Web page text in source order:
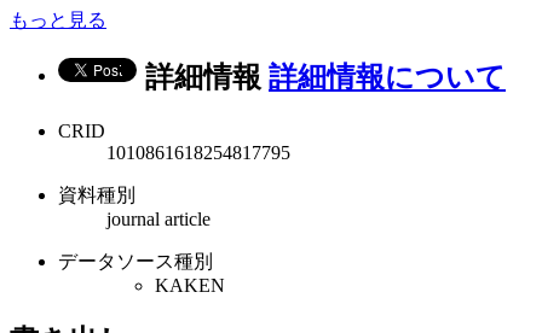
もっと見る
詳細情報 詳細情報について
CRID
1010861618254817795
資料種別
journal article
データソース種別
KAKEN